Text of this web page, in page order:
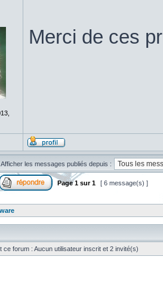
Merci de ces
Afficher les messages publiés depuis :
Page1 sur1 [ 6 message(s) ]
ce forum : Aucun utilisateur inscrit et 2 invité(s)